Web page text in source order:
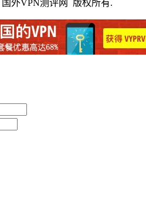
国外VPN测评网 版权所有.